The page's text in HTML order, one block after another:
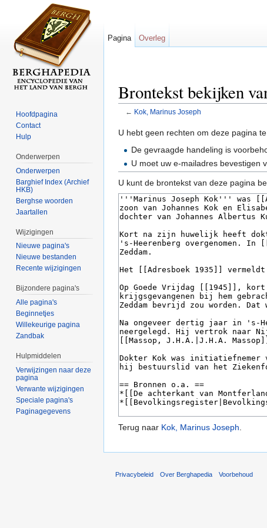
Brontekst bekijken
← Kok, Marinus Joseph
U hebt geen rechten om deze pagina
De gevraagde handeling is
U moet uw e-mailadres bevestigen
U kunt de brontekst van deze pagina
Terug naar Kok, Marinus Joseph.
Pagina Overleg
Hoofdpagina
Contact
Hulp
Onderwerpen
Onderwerpen
Barghief Index (Archief
HKB)
Berghse woorden
Jaartallen
Wijzigingen
Nieuwe pagina's
Nieuwe bestanden
Recente wijzigingen
Bijzondere pagina's
Alle pagina's
Beginnetjes
Willekeurige pagina
Zandbak
Hulpmiddelen
Verwijzingen naar deze
pagina
Verwante wijzigingen
Speciale pagina's
Paginagegevens
Privacybeleid Over Berghapedia Voorbehoud